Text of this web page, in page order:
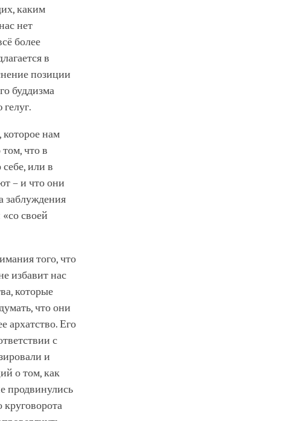
каким
нет
более
в
позиции
буддизма
которое нам
что в
или в
– и что они
заблуждения
своей
того, что
избавит нас
которые
что они
архатство. Его
с
и
о том, как
продвинулись
круговорота